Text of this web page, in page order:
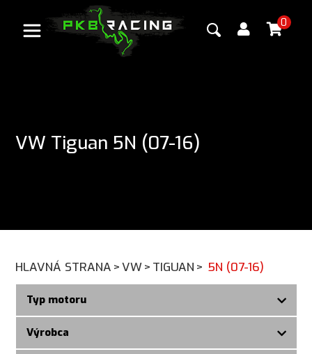
0
VW Tiguan 5N (07-16)
HLAVNÁ STRANA >VW> TIGUAN > 5N (07-16)
Typ motoru
Výrobca